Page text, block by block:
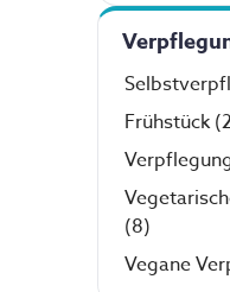
Frühstück
(8)
Vegane